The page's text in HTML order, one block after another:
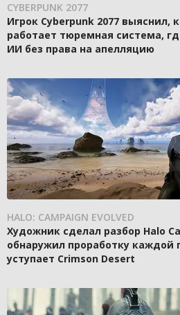
CYBERPUNK 2077
Игрок Cyberpunk 2077 выяснил,
работает тюремная система,
ИИ без права на апелляцию
HALO: CAMPAIGN EVOLVED
Художник сделал разбор Halo
обнаружил проработку каждой
уступает Crimson Desert